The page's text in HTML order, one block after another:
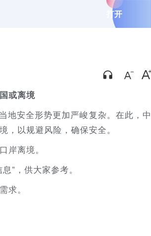
打开
或离境
地安全形势更加严峻复杂。在此，中
以规避风险，确保安全。
岸离境。
”，供大家参考。
求。